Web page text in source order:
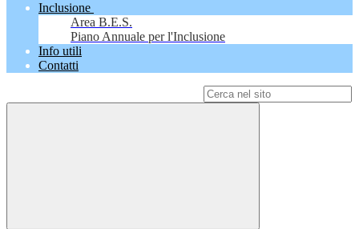
Inclusione
Area B.E.S.
Piano Annuale per l'Inclusione
Info utili
Contatti